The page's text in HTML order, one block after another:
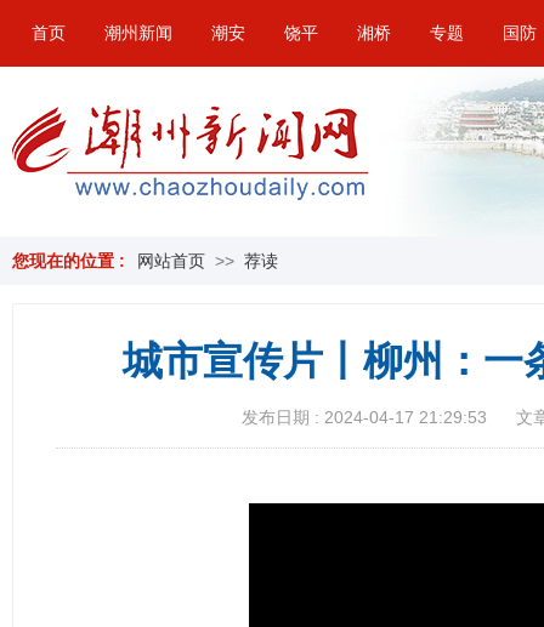
首页 潮州新闻 潮安 饶平 湘桥 专题 国防
您现在的位置 : 网站首页 >> 荐读
城市宣传片丨柳州：一
发布日期 : 2024-04-17 21:29:53 文